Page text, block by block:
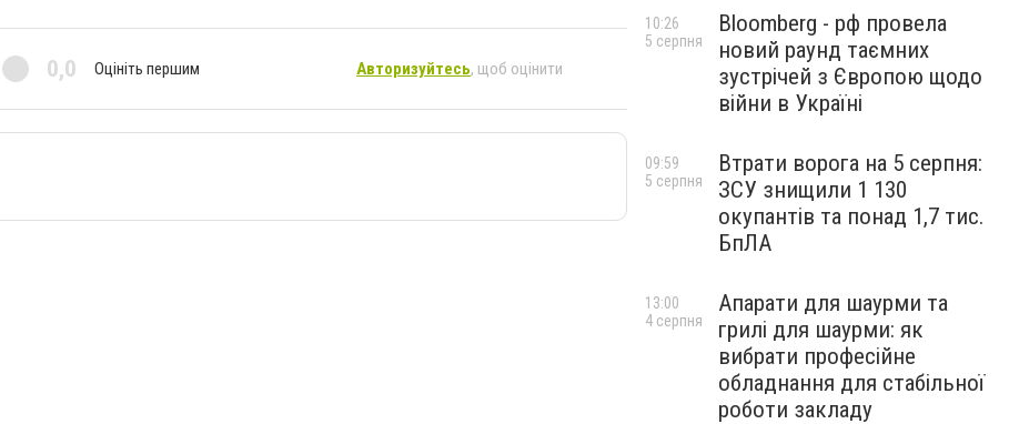
0,0 Оцініть першим Авторизуйтесь, щоб оцінити
Bloomberg - рф провела
новий раунд таємних
зустрічей з Європою щодо
війни в Україні
10:26
5 серпня
Втрати ворога на 5 серпня:
ЗСУ знищили 1 130
окупантів та понад 1,7 тис.
БпЛА
09:59
5 серпня
Апарати для шаурми та
грилі для шаурми: як
вибрати професійне
обладнання для стабільної
роботи закладу
13:00
4 серпня